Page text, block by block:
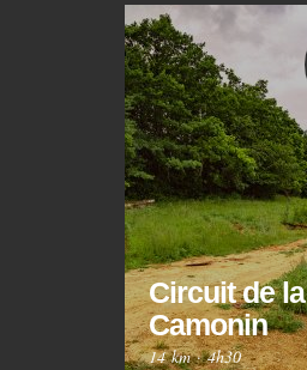
Circuit de
Camonin
14 km·4h30